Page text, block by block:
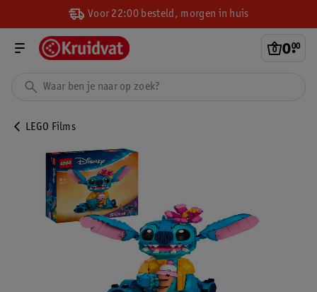
Voor 22:00 besteld, morgen in huis
0.
00
LEGO Films